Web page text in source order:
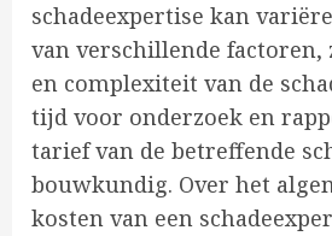
schadeexpertise kan
van verschillende factoren,
en complexiteit van de
tijd voor onderzoek en
tarief van de betreffende
bouwkundig. Over het
kosten van een